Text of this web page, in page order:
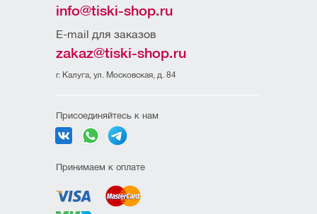
info@tiski-shop.ru
E-mail для заказов
zakaz@tiski-shop.ru
г. Калуга, ул. Московская, д. 84
Присоединяйтесь к нам
Принимаем к оплате